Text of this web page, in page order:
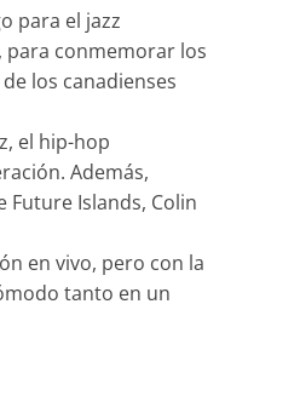
para el jazz
para conmemorar los
los canadienses
el hip-hop
Además,
Islands, Colin
en vivo, pero con la
tanto en un